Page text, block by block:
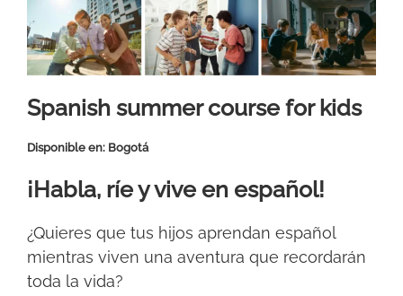
Dónde estudiar
Actividades culturales
Alojamiento
Precios e inscripciones
Spanish summer course for kids
Disponible en: Bogotá
¡Habla, ríe y vive en español!
¿Quieres que tus hijos aprendan español
mientras viven una aventura que recordarán
toda la vida?